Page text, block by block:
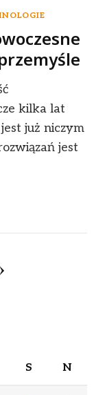
kilka lat
już niczym
jest
S N